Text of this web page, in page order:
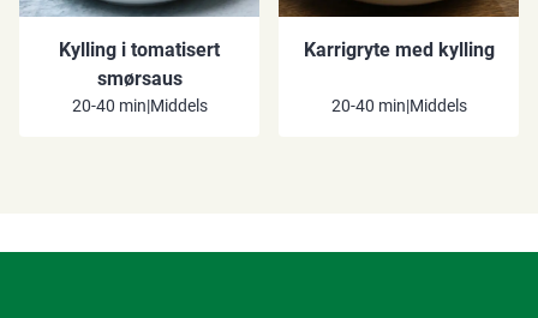
Kylling i tomatisert
smørsaus
20-40 min|Middels
Karrigryte med kylling
20-40 min|Middels